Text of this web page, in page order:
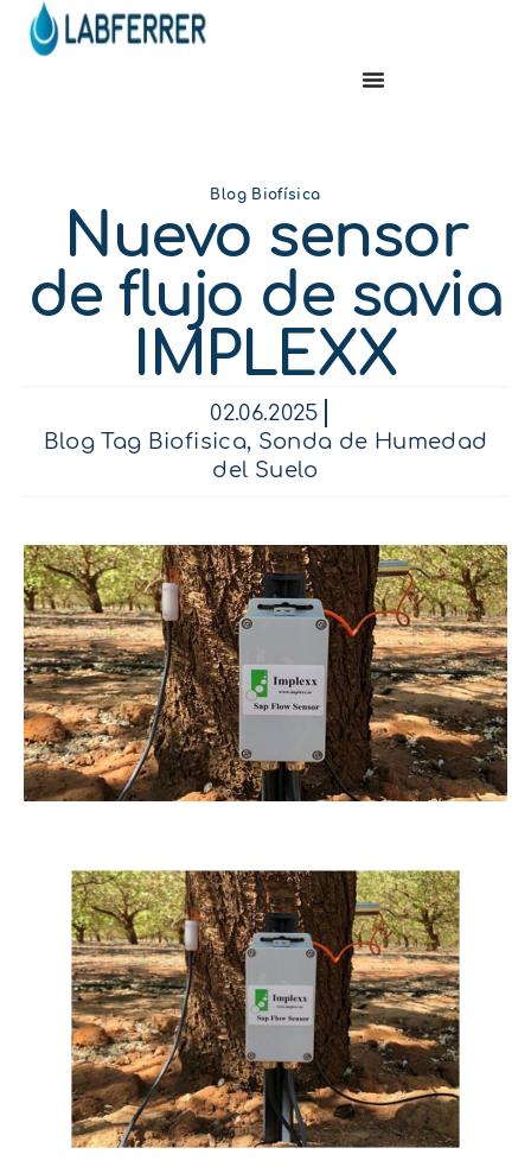
Blog Biofísica
Nuevo sensor
de flujo de savia
IMPLEXX
02.06.2025
Blog Tag Biofisica, Sonda de Humedad
del Suelo